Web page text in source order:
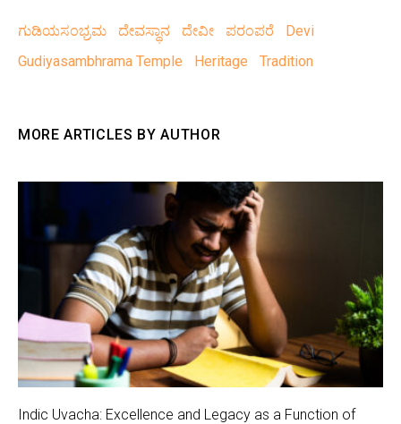
ಗುಡಿಯಸಂಭ್ರಮ ದೇವಸ್ಥಾನ ದೇವೀ ಪರಂಪರೆ
Devi
Gudiyasambhrama Temple
Heritage Tradition
MORE ARTICLES BY AUTHOR
Indic Uvacha: Excellence and Legacy as a Function of